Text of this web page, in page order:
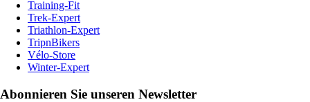
Training-Fit
Trek-Expert
Triathlon-Expert
TripnBikers
Vélo-Store
Winter-Expert
Abonnieren Sie unseren Newsletter